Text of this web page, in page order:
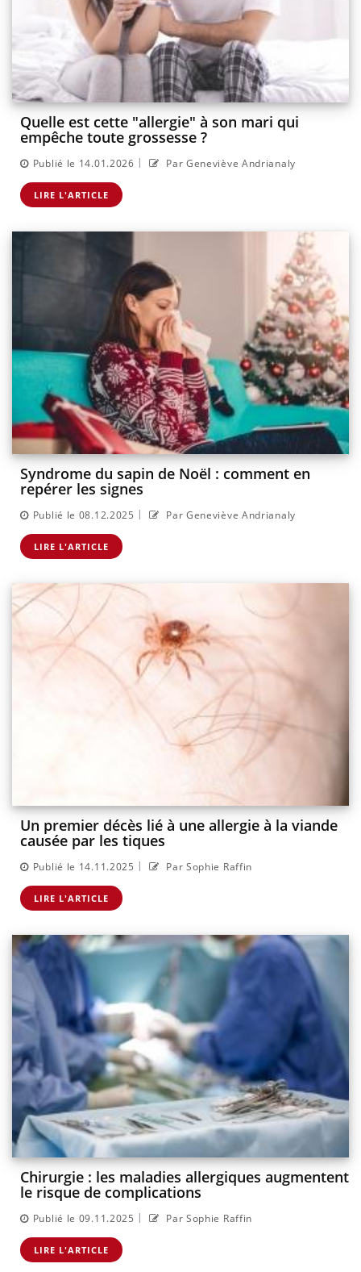
Quelle est cette "allergie" à son mari qui
empêche toute grossesse ?
Publié le 14.01.2026 | Par Geneviève Andrianaly
LIRE L'ARTICLE
Syndrome du sapin de Noël : comment en
repérer les signes
Publié le 08.12.2025 | Par Geneviève Andrianaly
LIRE L'ARTICLE
Un premier décès lié à une allergie à la viande
causée par les tiques
Publié le 14.11.2025 | Par Sophie Raffin
LIRE L'ARTICLE
Chirurgie : les maladies allergiques augmentent
le risque de complications
Publié le 09.11.2025 | Par Sophie Raffin
LIRE L'ARTICLE